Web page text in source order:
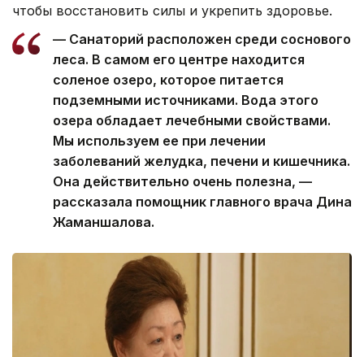
чтобы восстановить силы и укрепить здоровье.
— Санаторий расположен среди соснового
леса. В самом его центре находится
соленое озеро, которое питается
подземными источниками. Вода этого
озера обладает лечебными свойствами.
Мы используем ее при лечении
заболеваний желудка, печени и кишечника.
Она действительно очень полезна, —
рассказала помощник главного врача Дина
Жаманшалова.